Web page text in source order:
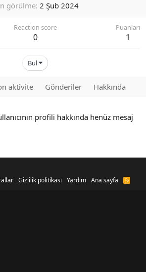
görülme 2 Şub 2024
Reaction score
0
Puanları
1
Bul
aktivite Gönderiler Hakkında
profili hakkında henüz mesaj
Gizlilik politikası Yardım Ana sayfa
R